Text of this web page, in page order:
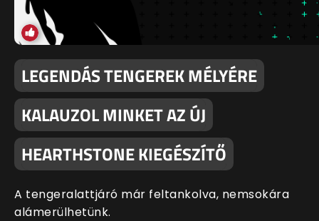
LEGENDÁS TENGEREK MÉLYÉRE
KALAUZOL MINKET AZ ÚJ
HEARTHSTONE KIEGÉSZÍTŐ
A tengeralattjáró már feltankolva, nemsokára
alámerülhetünk.